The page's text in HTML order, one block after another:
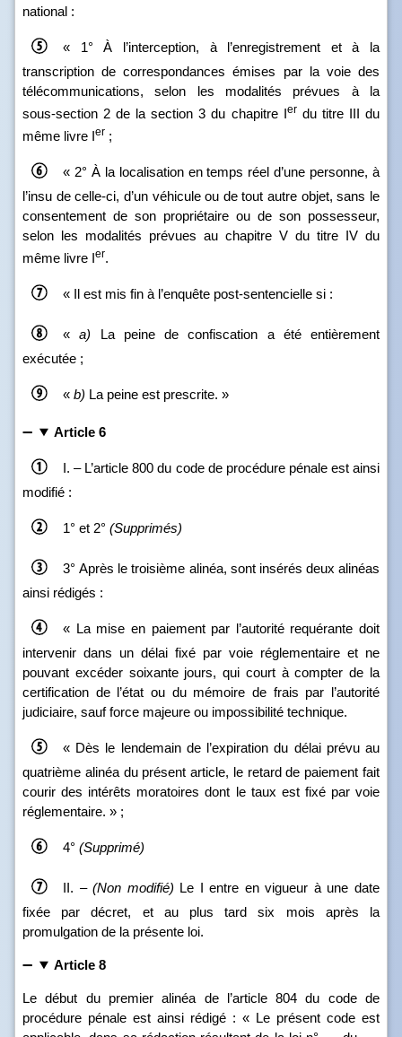
national :
« 1° À l’interception, à l’enregistrement et à la
transcription de correspondances émises par la voie des
télécommunications, selon les modalités prévues à la
sous‑section 2 de la section 3 du chapitre Ier du titre III du
même livre Ier ;
« 2° À la localisation en temps réel d’une personne, à
l’insu de celle‑ci, d’un véhicule ou de tout autre objet, sans le
consentement de son propriétaire ou de son possesseur,
selon les modalités prévues au chapitre V du titre IV du
même livre Ier.
« Il est mis fin à l’enquête post-sentencielle si :
«a) La peine de confiscation a été entièrement
exécutée ;
« b) La peine est prescrite. »
Article 6
I. – L’article 800 du code de procédure pénale est ainsi
modifié :
1° et 2° (Supprimés)
3° Après le troisième alinéa, sont insérés deux alinéas
ainsi rédigés :
« La mise en paiement par l’autorité requérante doit
intervenir dans un délai fixé par voie réglementaire et ne
pouvant excéder soixante jours, qui court à compter de la
certification de l’état ou du mémoire de frais par l’autorité
judiciaire, sauf force majeure ou impossibilité technique.
« Dès le lendemain de l’expiration du délai prévu au
quatrième alinéa du présent article, le retard de paiement fait
courir des intérêts moratoires dont le taux est fixé par voie
réglementaire. » ;
4° (Supprimé)
II. –(Non modifié) Le I entre en vigueur à une date
fixée par décret, et au plus tard six mois après la
promulgation de la présente loi.
Article 8
Le début du premier alinéa de l’article 804 du code de
procédure pénale est ainsi rédigé : « Le présent code est